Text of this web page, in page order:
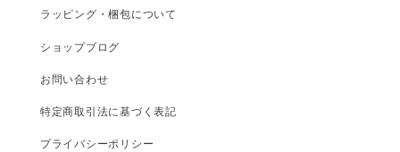
ラッピング・梱包について
ショップブログ
お問い合わせ
特定商取引法に基づく表記
プライバシーポリシー